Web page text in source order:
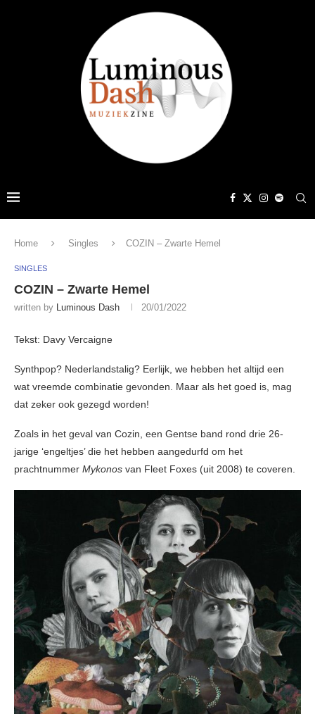
Home Singles COZIN – Zwarte Hemel
SINGLES
COZIN – Zwarte Hemel
written by Luminous Dash 20/01/2022
Tekst: Davy Vercaigne
Synthpop? Nederlandstalig? Eerlijk, we hebben het altijd een
wat vreemde combinatie gevonden. Maar als het goed is, mag
dat zeker ook gezegd worden!
Zoals in het geval van Cozin, een Gentse band rond drie 26-
jarige ‘engeltjes’ die het hebben aangedurfd om het
prachtnummer Mykonos van Fleet Foxes (uit 2008) te coveren.